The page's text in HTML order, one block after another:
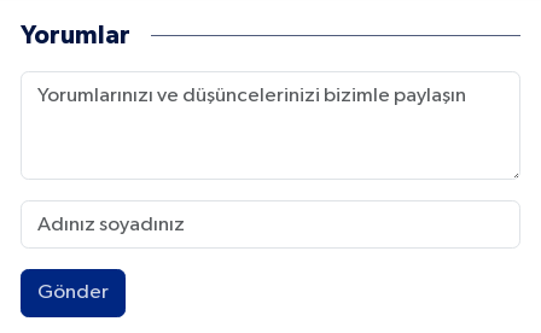
Yorumlar
Gönder